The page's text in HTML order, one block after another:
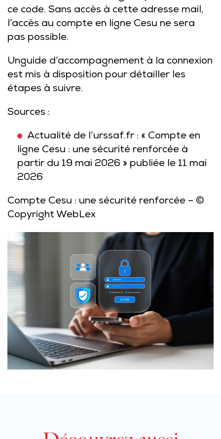
ce code. Sans accès à cette adresse mail,
l’accès au compte en ligne Cesu ne sera
pas possible.
Unguide d’accompagnement à la connexion
est mis à disposition pour détailler les
étapes à suivre.
Sources :
Actualité de l’urssaf.fr : « Compte en
ligne Cesu : une sécurité renforcée à
partir du 19 mai 2026 » publiée le 11 mai
2026
Compte Cesu : une sécurité renforcée – ©
Copyright WebLex